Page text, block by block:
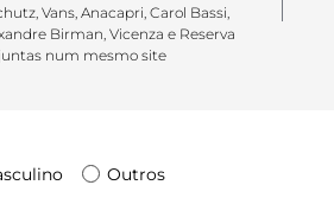
Vans, Anacapri, Carol Bassi,
Birman, Vicenza e Reserva
juntas num mesmo site
Outros